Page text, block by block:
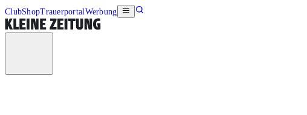
ClubShopTrauerportalWerbung